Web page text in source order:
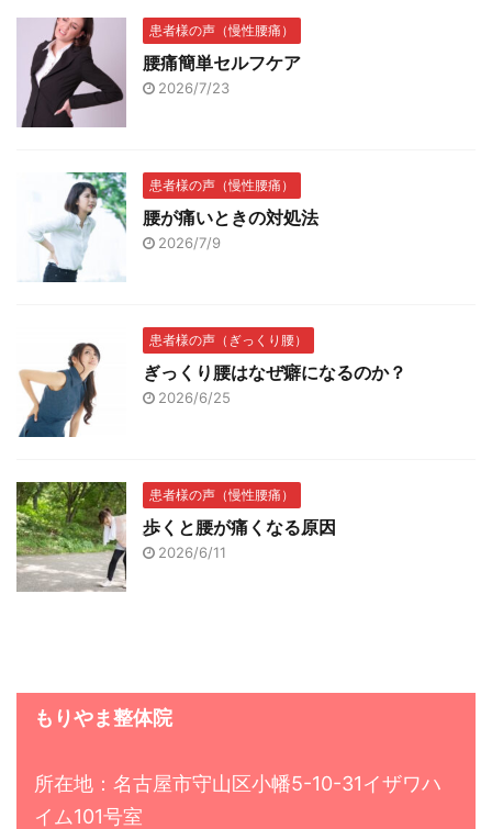
患者様の声（慢性腰痛）
腰痛簡単セルフケア
2026/7/23
患者様の声（慢性腰痛）
腰が痛いときの対処法
2026/7/9
患者様の声（ぎっくり腰）
ぎっくり腰はなぜ癖になるのか？
2026/6/25
患者様の声（慢性腰痛）
歩くと腰が痛くなる原因
2026/6/11
もりやま整体院
所在地：名古屋市守山区小幡5-10-31イザワハ
イム101号室